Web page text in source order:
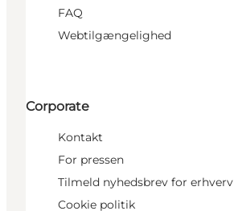
FAQ
Webtilgængelighed
Corporate
Kontakt
For pressen
Tilmeld nyhedsbrev for erhverv
Cookie politik